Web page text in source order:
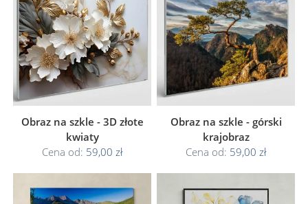
Obraz na szkle - 3D złote
kwiaty
Cena od: 59,00 zł
Obraz na szkle - górski
krajobraz
Cena od: 59,00 zł